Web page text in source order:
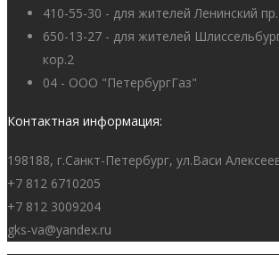
410-55-30 - для жителей Ленинский
650-13-27 - для жителей
кор.2
04 - ООО "ПетербургГаз"
Контактная информация:
198188, г.Санкт-Петербург, ул.Васи
+7 812 6710205
+7 812 3009204
gks-va@yandex.ru